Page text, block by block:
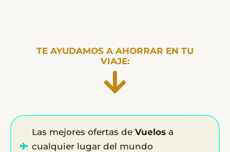
TE AYUDAMOS A AHORRAR EN TU
VIAJE:
Las mejores ofertas de Vuelos a
cualquier lugar del mundo